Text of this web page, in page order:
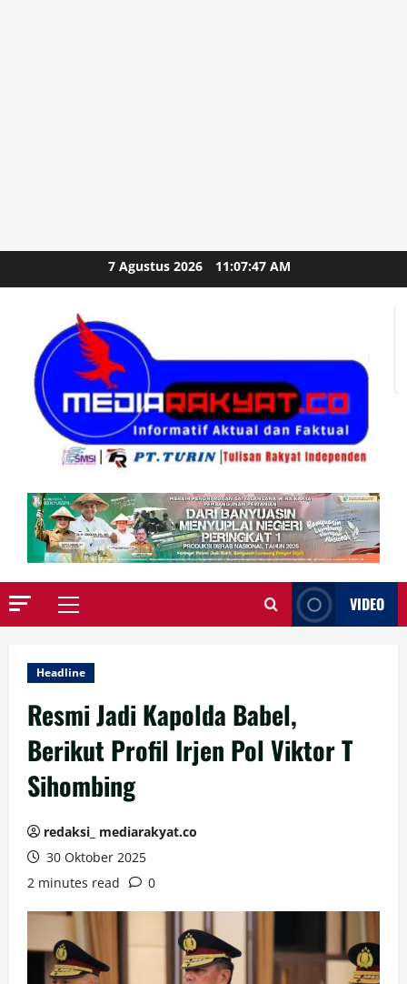
to
7 Agustus 2026 11:07:49 AM
Primary
VIDEO
Headline
Resmi Jadi Kapolda Babel,
Berikut Profil Irjen Pol Viktor T
Sihombing
redaksi_ mediarakyat.co
30 Oktober 2025
2 minutes read
0